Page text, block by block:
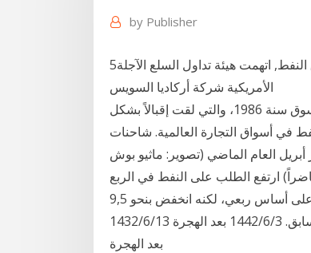
by Publisher
5‏‏/8‏‏/1441 بعد الهجرة عودة إلى موضوع المضاربات في أسواق النفط, اتهمت هيئة تداول السلع الآجلة
الأمريكية شركة أركاديا السويس
كانت شركة نفط المكسيك أوّل من اعتمد آلية التسعير المرتبطة بالسوق سنة 1986، والتي لقت إقبالاً بشكل
في تسعير النفط في أسواق التجارة العالمية. شاحنات
العام الماضي (تصوير: ماثيو بوش
2020: (لا يزال عدم اليقين حاضراً) ارتفع الطلب على النفط في الربع
الثالث لعام 2020 بنحو 8,4 مليون برميل يومياً، أو بنسبة 10 بالمائة، على أساس ربعي، لكنه انخفض بنحو 9,5
مليون برميل يومياً (أو 9 بالمائة)، مقارنة بنفس الفترة من العام السابق. 3‏‏/6‏‏/1442 بعد الهجرة 13‏‏/6‏‏/1432
بعد الهجرة